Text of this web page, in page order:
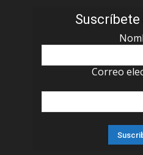
Correo